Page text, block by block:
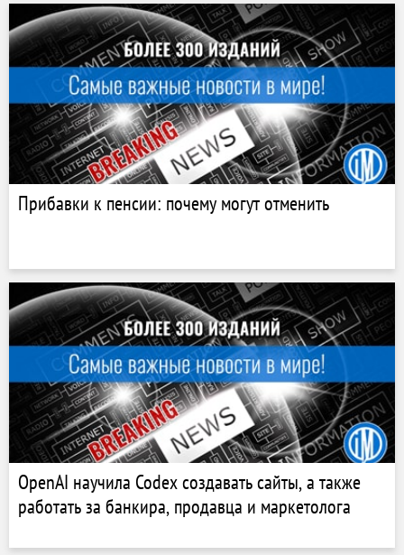
Прибавки к пенсии: почему могут отменить
OpenAI научила Codex создавать сайты, а также
работать за банкира, продавца и маркетолога